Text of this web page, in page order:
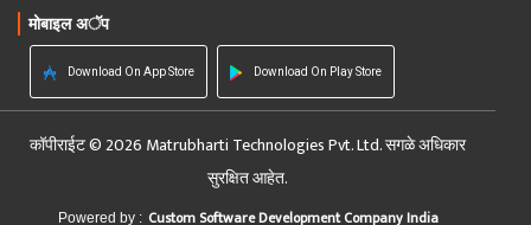
मोबाइल अॅप
Download On App Store Download On Play Store
कॉपीराईट © 2026 Matrubharti Technologies Pvt. Ltd. सगळे अधिकार
सुरक्षित आहेत.
Powered by : Custom Software Development Company India